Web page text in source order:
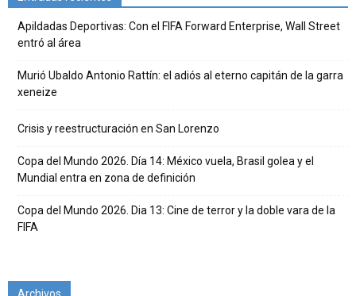
Apildadas Deportivas: Con el FIFA Forward Enterprise, Wall Street
entró al área
Murió Ubaldo Antonio Rattín: el adiós al eterno capitán de la garra
xeneize
Crisis y reestructuración en San Lorenzo
Copa del Mundo 2026. Día 14: México vuela, Brasil golea y el
Mundial entra en zona de definición
Copa del Mundo 2026. Dia 13: Cine de terror y la doble vara de la
FIFA
Archivos